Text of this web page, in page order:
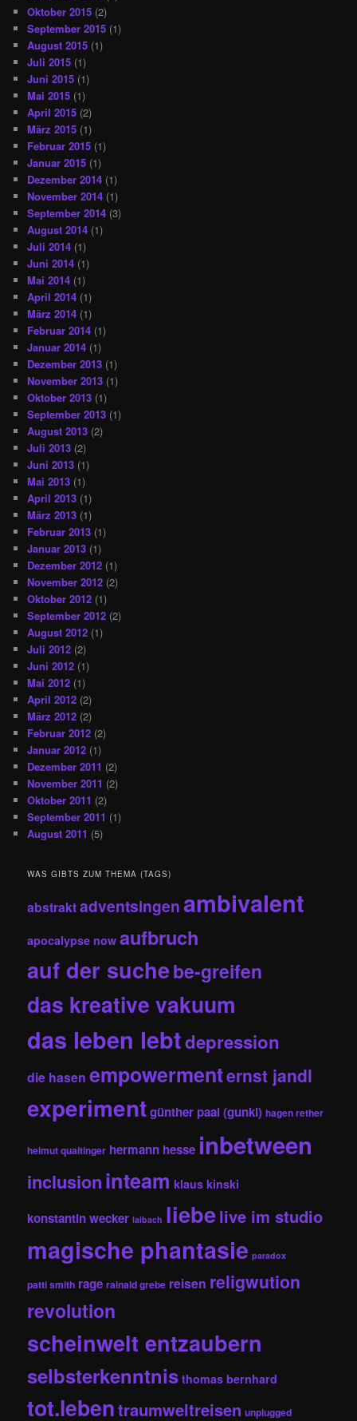
Oktober 2015 (2)
September 2015 (1)
August 2015 (1)
Juli 2015 (1)
Juni 2015 (1)
Mai 2015 (1)
April 2015 (2)
März 2015 (1)
Februar 2015 (1)
Januar 2015 (1)
Dezember 2014 (1)
November 2014 (1)
September 2014 (3)
August 2014 (1)
Juli 2014 (1)
Juni 2014 (1)
Mai 2014 (1)
April 2014 (1)
März 2014 (1)
Februar 2014 (1)
Januar 2014 (1)
Dezember 2013 (1)
November 2013 (1)
Oktober 2013 (1)
September 2013 (1)
August 2013 (2)
Juli 2013 (2)
Juni 2013 (1)
Mai 2013 (1)
April 2013 (1)
März 2013 (1)
Februar 2013 (1)
Januar 2013 (1)
Dezember 2012 (1)
November 2012 (2)
Oktober 2012 (1)
September 2012 (2)
August 2012 (1)
Juli 2012 (2)
Juni 2012 (1)
Mai 2012 (1)
April 2012 (2)
März 2012 (2)
Februar 2012 (2)
Januar 2012 (1)
Dezember 2011 (2)
November 2011 (2)
Oktober 2011 (2)
September 2011 (1)
August 2011 (5)
WAS GIBTS ZUM THEMA (TAGS)
abstraktadventsingenambivalent
apocalypse now aufbruch
auf der suchebe-greifen
das kreative vakuum
das leben lebtdepression
die hasen empowermenternst jandl
experimentgünther paal (gunkl) hagen rether
helmut qualtinger hermann hesse inbetween
inclusioninteam klaus kinski
konstantin wecker laibach liebelive im studio
magische phantasie paradox
patti smith rage rainald grebe reisen religwution
revolution
scheinwelt entzaubern
selbsterkenntnis thomas bernhard
tot.lebentraumweltreisen unplugged